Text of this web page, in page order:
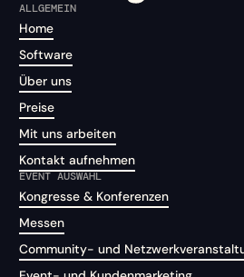
ALLGEMEIN
Home
Software
Über uns
Preise
Mit uns arbeiten
Kontakt aufnehmen
EVENT AUSWAHL
Kongresse & Konferenzen
Messen
Community- und